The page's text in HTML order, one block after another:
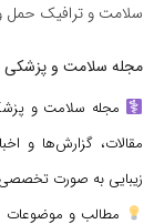
سلامت و ترافیک حمل
مجله سلامت و پزشکی
مجله سلامت و
مقالات، گزارش‌ها و
زیبایی به صورت تخصصی
مطالب و موضوعات